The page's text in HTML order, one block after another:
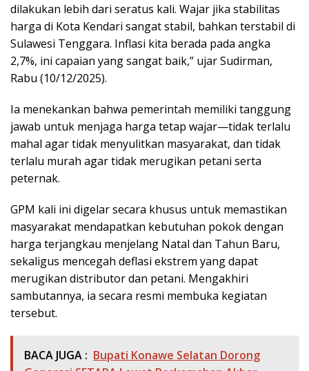
dilakukan lebih dari seratus kali. Wajar jika stabilitas
harga di Kota Kendari sangat stabil, bahkan terstabil di
Sulawesi Tenggara. Inflasi kita berada pada angka
2,7%, ini capaian yang sangat baik,” ujar Sudirman,
Rabu (10/12/2025).
Ia menekankan bahwa pemerintah memiliki tanggung
jawab untuk menjaga harga tetap wajar—tidak terlalu
mahal agar tidak menyulitkan masyarakat, dan tidak
terlalu murah agar tidak merugikan petani serta
peternak.
GPM kali ini digelar secara khusus untuk memastikan
masyarakat mendapatkan kebutuhan pokok dengan
harga terjangkau menjelang Natal dan Tahun Baru,
sekaligus mencegah deflasi ekstrem yang dapat
merugikan distributor dan petani. Mengakhiri
sambutannya, ia secara resmi membuka kegiatan
tersebut.
BACA JUGA : Bupati Konawe Selatan Dorong